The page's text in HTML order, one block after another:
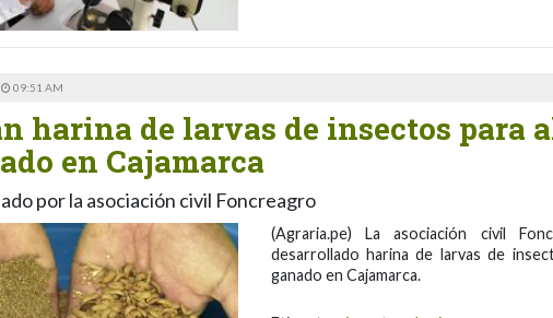
09:51 AM
harina de larvas de insectos para
en Cajamarca
por la asociación civil Foncreagro
(Agraria.pe) La asociación civil
desarrollado harina de larvas de
ganado en Cajamarca.